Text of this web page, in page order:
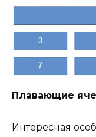
Плавающие
Интересная